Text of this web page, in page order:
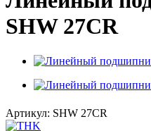
SHW 27CR
Артикул: SHW 27CR